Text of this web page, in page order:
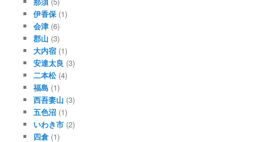
伊香保(1)
会津(6)
郡山 (3)
大内宿(1)
安達太良 (3)
二本松(4)
福島(1)
西吾妻山 (3)
五色沼(1)
いわき市(2)
四倉(1)